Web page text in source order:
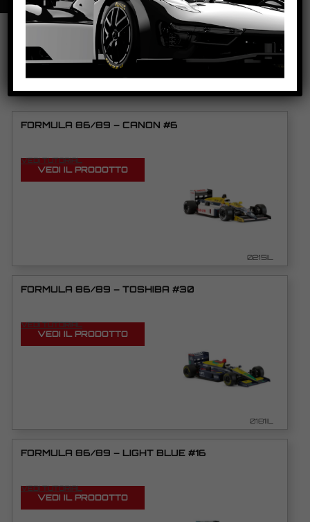
PRODOTTI CORRELATI
FORMULA 86/89 – CANON #6
VEDI TUTORIAL
VEDI IL PRODOTTO
0215IL
FORMULA 86/89 – TOSHIBA #30
VEDI TUTORIAL
VEDI IL PRODOTTO
0181IL
FORMULA 86/89 – LIGHT BLUE #16
VEDI TUTORIAL
VEDI IL PRODOTTO